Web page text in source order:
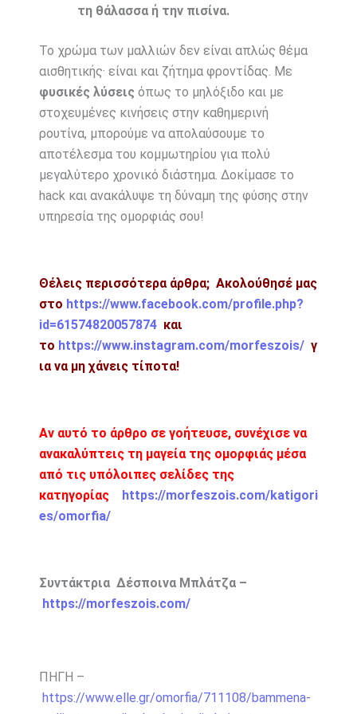
τη θάλασσα ή την πισίνα.
Το χρώμα των μαλλιών δεν είναι απλώς θέμα
αισθητικής· είναι και ζήτημα φροντίδας. Με
φυσικές λύσεις όπως το μηλόξιδο και με
στοχευμένες κινήσεις στην καθημερινή
ρουτίνα, μπορούμε να απολαύσουμε το
αποτέλεσμα του κομμωτηρίου για πολύ
μεγαλύτερο χρονικό διάστημα. Δοκίμασε το
hack και ανακάλυψε τη δύναμη της φύσης στην
υπηρεσία της ομορφιάς σου!
Θέλεις περισσότερα άρθρα; Ακολούθησέ μας
στο https://www.facebook.com/profile.php?
id=61574820057874 και
το https://www.instagram.com/morfeszois/ γ
ια να μη χάνεις τίποτα!
Αν αυτό το άρθρο σε γοήτευσε, συνέχισε να
ανακαλύπτεις τη μαγεία της ομορφιάς μέσα
από τις υπόλοιπες σελίδες της
κατηγορίας
https://morfeszois.com/katigori
es/omorfia/
Συντάκτρια Δέσποινα Μπλάτζα –
https://morfeszois.com/
ΠΗΓΗ –
https://www.elle.gr/omorfia/711108/bammena-